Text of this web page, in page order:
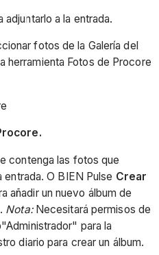
adjuntarlo a la entrada.
fotos de la Galería del
herramienta Fotos de Procore
contenga las fotos que
entrada. O BIEN Pulse Crear
añadir un nuevo álbum de
Nota:Necesitará permisos de
para la
diario para crear un álbum.